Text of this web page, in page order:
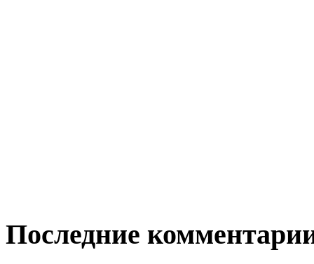
Последние